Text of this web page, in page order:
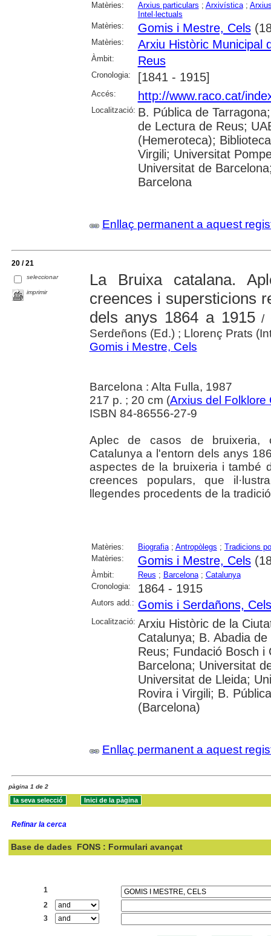
Matèries: Arxius particulars ; Arxivística;
Intel·lectuals
Matèries:
Gomis i Mestre, Cels
Matèries: Arxiu Històric Municipal
Àmbit: Reus
Cronologia: [1841 - 1915]
Accés: http://www.raco.cat/
Localització: B. Pública de
de Lectura de Reus;
(Hemeroteca);
Virgili; Universitat
Universitat de
Barcelona
Enllaç permanent a aquest
20 / 21
seleccionar
imprimir
La Bruixa catalana.
creences i supersticions
dels anys 1864 a 1915/
Serdeñons (Ed.) ; Llorenç Prats
Gomis i Mestre, Cels
Barcelona : Alta Fulla, 1987
217 p. ; 20 cm (Arxius del Folklore
ISBN 84-86556-27-9
Aplec de casos de bruixeria,
Catalunya a l'entorn dels anys
aspectes de la bruixeria i també
creences populars, que
llegendes procedents de la
Matèries: Biografia; Antropòlegs ; Tradicions
Matèries:
Gomis i Mestre, Cels
Àmbit: Reus ; Barcelona; Catalunya
Cronologia:
1864 - 1915
Autors add.: Gomis i Serdañons, Cels
Localització: Arxiu Històric de la
Catalunya; B. Abadia
Reus; Fundació Bosch i
Barcelona; Universitat
Universitat de Lleida;
Rovira i Virgili; B.
(Barcelona)
Enllaç permanent a aquest
pàgina 1 de 2
Refinar la cerca
Base de dades FONS : Formulari avançat
1
2
3